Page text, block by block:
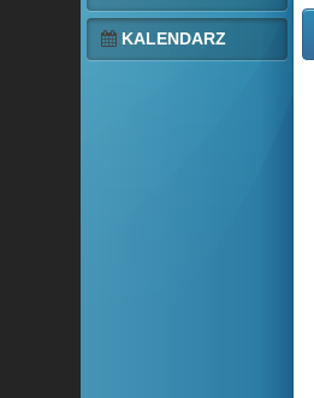
KALENDARZ